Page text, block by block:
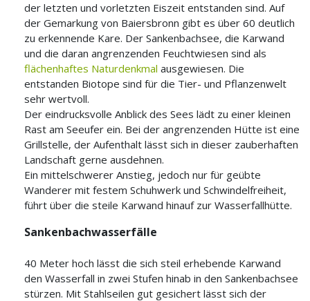
der letzten und vorletzten Eiszeit entstanden sind. Auf
der Gemarkung von Baiersbronn gibt es über 60 deutlich
zu erkennende Kare. Der Sankenbachsee, die Karwand
und die daran angrenzenden Feuchtwiesen sind als
flächenhaftes Naturdenkmal ausgewiesen. Die
entstanden Biotope sind für die Tier- und Pflanzenwelt
sehr wertvoll.
Der eindrucksvolle Anblick des Sees lädt zu einer kleinen
Rast am Seeufer ein. Bei der angrenzenden Hütte ist eine
Grillstelle, der Aufenthalt lässt sich in dieser zauberhaften
Landschaft gerne ausdehnen.
Ein mittelschwerer Anstieg, jedoch nur für geübte
Wanderer mit festem Schuhwerk und Schwindelfreiheit,
führt über die steile Karwand hinauf zur Wasserfallhütte.
Sankenbachwasserfälle
40 Meter hoch lässt die sich steil erhebende Karwand
den Wasserfall in zwei Stufen hinab in den Sankenbachsee
stürzen. Mit Stahlseilen gut gesichert lässt sich der